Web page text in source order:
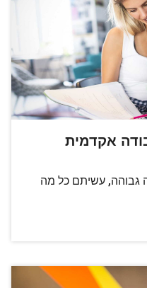
אקדמית
גבוהה, עשיתם כל מה